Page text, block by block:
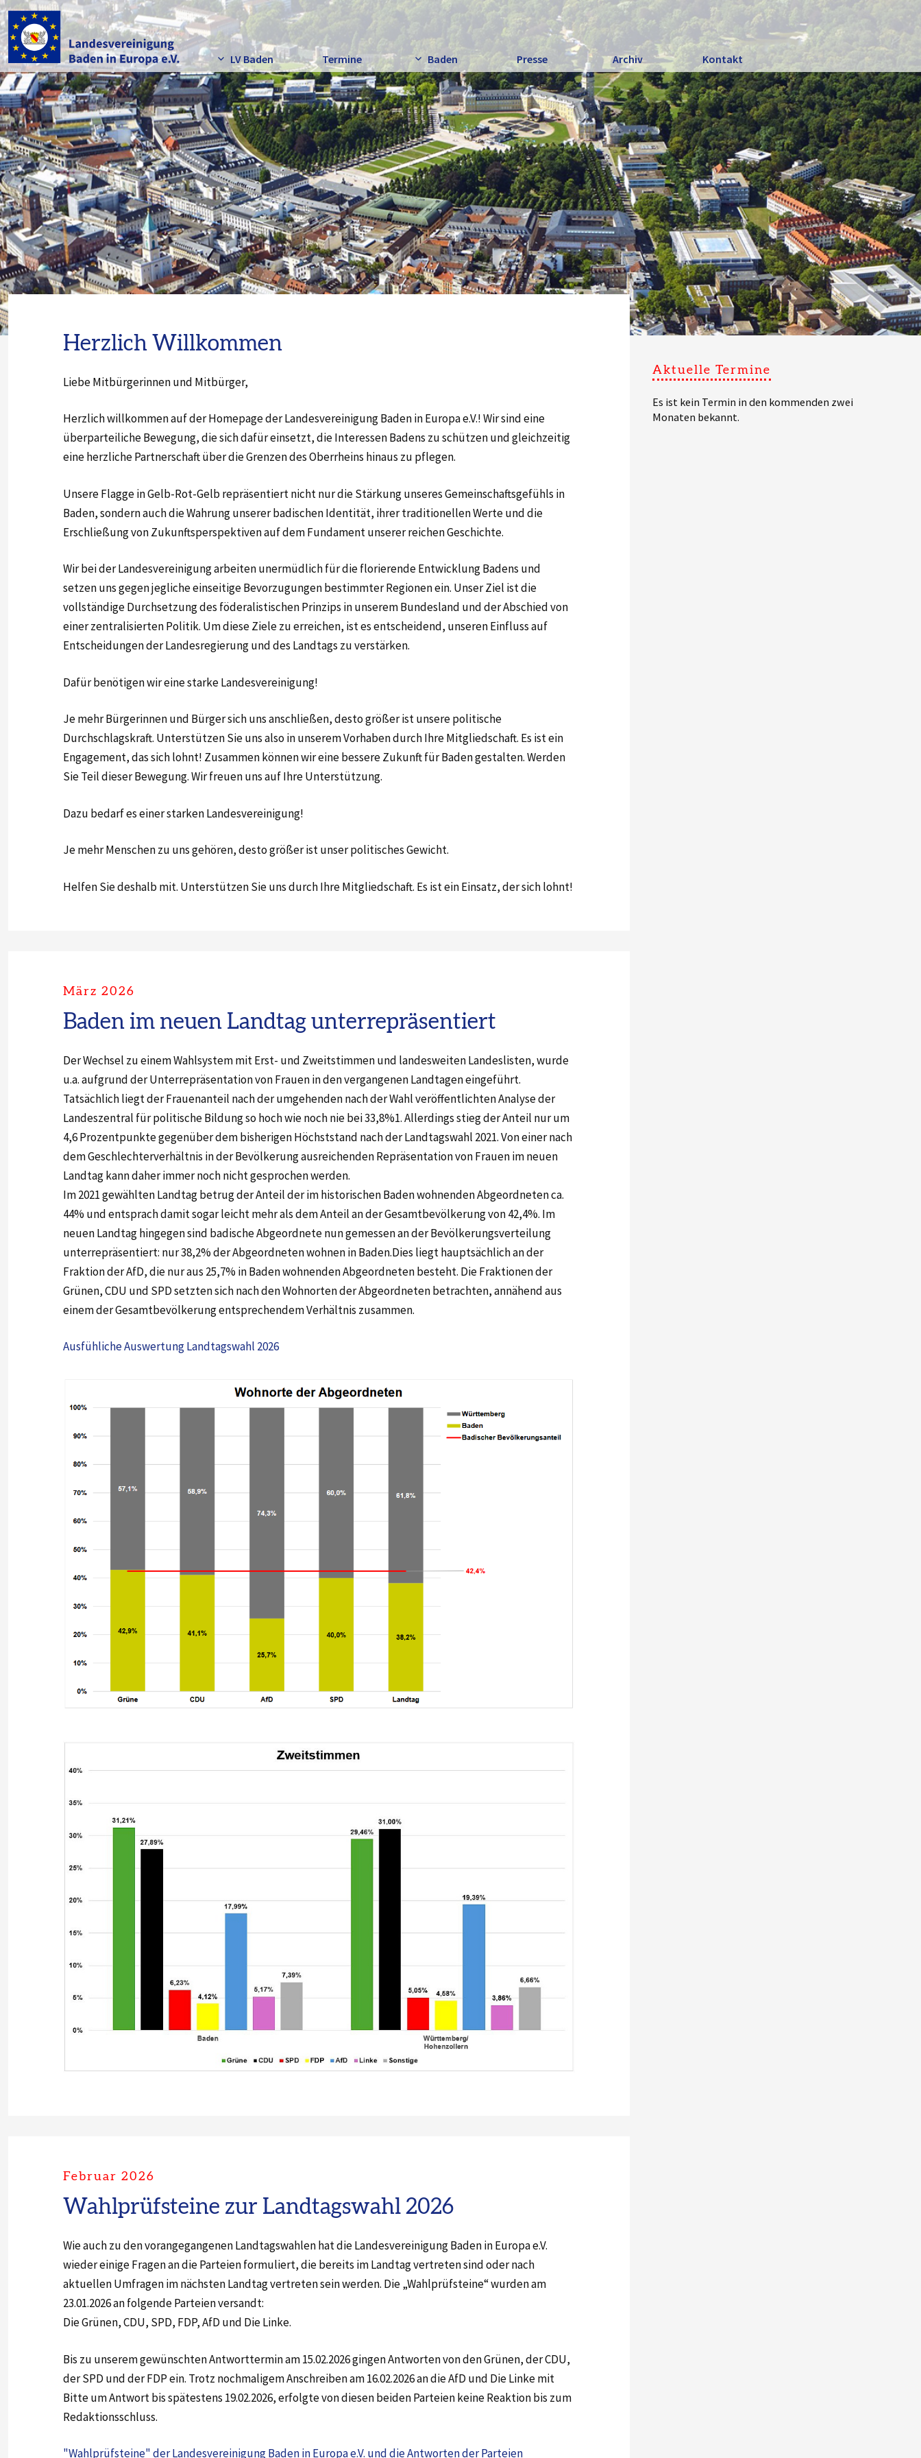
LV Baden Termine Baden Presse Archiv Kontakt
Herzlich Willkommen
Liebe Mitbürgerinnen und Mitbürger,
Herzlich willkommen auf der Homepage der Landesvereinigung Baden in Europa e.V.! Wir sind eine
überparteiliche Bewegung, die sich dafür einsetzt, die Interessen Badens zu schützen und gleichzeitig
eine herzliche Partnerschaft über die Grenzen des Oberrheins hinaus zu pflegen.
Unsere Flagge in Gelb-Rot-Gelb repräsentiert nicht nur die Stärkung unseres Gemeinschaftsgefühls in
Baden, sondern auch die Wahrung unserer badischen Identität, ihrer traditionellen Werte und die
Erschließung von Zukunftsperspektiven auf dem Fundament unserer reichen Geschichte.
Wir bei der Landesvereinigung arbeiten unermüdlich für die florierende Entwicklung Badens und
setzen uns gegen jegliche einseitige Bevorzugungen bestimmter Regionen ein. Unser Ziel ist die
vollständige Durchsetzung des föderalistischen Prinzips in unserem Bundesland und der Abschied von
einer zentralisierten Politik. Um diese Ziele zu erreichen, ist es entscheidend, unseren Einfluss auf
Entscheidungen der Landesregierung und des Landtags zu verstärken.
Dafür benötigen wir eine starke Landesvereinigung!
Je mehr Bürgerinnen und Bürger sich uns anschließen, desto größer ist unsere politische
Durchschlagskraft. Unterstützen Sie uns also in unserem Vorhaben durch Ihre Mitgliedschaft. Es ist ein
Engagement, das sich lohnt! Zusammen können wir eine bessere Zukunft für Baden gestalten. Werden
Sie Teil dieser Bewegung. Wir freuen uns auf Ihre Unterstützung.
Dazu bedarf es einer starken Landesvereinigung!
Je mehr Menschen zu uns gehören, desto größer ist unser politisches Gewicht.
Helfen Sie deshalb mit. Unterstützen Sie uns durch Ihre Mitgliedschaft. Es ist ein Einsatz, der sich lohnt!
März 2026
Baden im neuen Landtag unterrepräsentiert
Der Wechsel zu einem Wahlsystem mit Erst- und Zweitstimmen und landesweiten Landeslisten, wurde
u.a. aufgrund der Unterrepräsentation von Frauen in den vergangenen Landtagen eingeführt.
Tatsächlich liegt der Frauenanteil nach der umgehenden nach der Wahl veröffentlichten Analyse der
Landeszentral für politische Bildung so hoch wie noch nie bei 33,8%1. Allerdings stieg der Anteil nur um
4,6 Prozentpunkte gegenüber dem bisherigen Höchststand nach der Landtagswahl 2021. Von einer nach
dem Geschlechterverhältnis in der Bevölkerung ausreichenden Repräsentation von Frauen im neuen
Landtag kann daher immer noch nicht gesprochen werden.
Im 2021 gewählten Landtag betrug der Anteil der im historischen Baden wohnenden Abgeordneten ca.
44% und entsprach damit sogar leicht mehr als dem Anteil an der Gesamtbevölkerung von 42,4%. Im
neuen Landtag hingegen sind badische Abgeordnete nun gemessen an der Bevölkerungsverteilung
unterrepräsentiert: nur 38,2% der Abgeordneten wohnen in Baden.Dies liegt hauptsächlich an der
Fraktion der AfD, die nur aus 25,7% in Baden wohnenden Abgeordneten besteht. Die Fraktionen der
Grünen, CDU und SPD setzten sich nach den Wohnorten der Abgeordneten betrachten, annähend aus
einem der Gesamtbevölkerung entsprechendem Verhältnis zusammen.
Ausfühliche Auswertung Landtagswahl 2026
Februar 2026
Wahlprüfsteine zur Landtagswahl 2026
Wie auch zu den vorangegangenen Landtagswahlen hat die Landesvereinigung Baden in Europa e.V.
wieder einige Fragen an die Parteien formuliert, die bereits im Landtag vertreten sind oder nach
aktuellen Umfragen im nächsten Landtag vertreten sein werden. Die „Wahlprüfsteine“ wurden am
23.01.2026 an folgende Parteien versandt:
Die Grünen, CDU, SPD, FDP, AfD und Die Linke.
Bis zu unserem gewünschten Antworttermin am 15.02.2026 gingen Antworten von den Grünen, der CDU,
der SPD und der FDP ein. Trotz nochmaligem Anschreiben am 16.02.2026 an die AfD und Die Linke mit
Bitte um Antwort bis spätestens 19.02.2026, erfolgte von diesen beiden Parteien keine Reaktion bis zum
Redaktionsschluss.
"Wahlprüfsteine" der Landesvereinigung Baden in Europa e.V. und die Antworten der Parteien
Aktuelle Termine
Es ist kein Termin in den kommenden zwei
Monaten bekannt.